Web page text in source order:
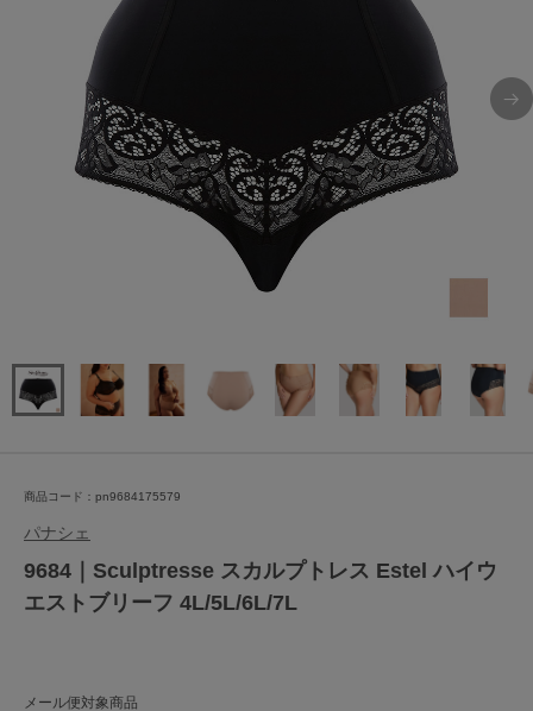
商品コード：pn9684175579
パナシェ
9684｜Sculptresse スカルプトレス Estel ハイウ
エストブリーフ 4L/5L/6L/7L
メール便対象商品